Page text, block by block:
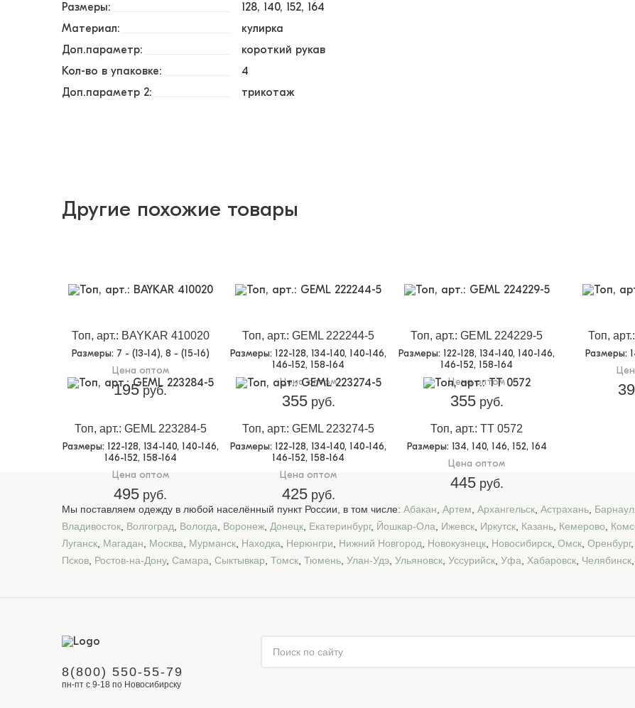
Размеры:
128 140 152 164
Материал:
кулирка
Доп.параметр:
короткий рукав
Кол-во в упаковке:
4
Доп.параметр 2:
трикотаж
Другие похожие товары
Топ, арт.: BAYKAR 410020
Размеры: 7 - (13-14), 8 - (15-16)
Цена оптом
195руб.
Топ, арт.: GEML 222244-5
Размеры: 122-128, 134-140, 140-146,
146-152, 158-164
Цена оптом
355руб.
Топ, арт.: GEML 224229-5
Размеры: 122-128, 134-140, 140-146,
146-152, 158-164
Цена оптом
355руб.
Топ,
Размеры:
Топ, арт.: GEML 223284-5
Размеры: 122-128, 134-140, 140-146,
146-152, 158-164
Цена оптом
495 руб.
Топ, арт.: GEML 223274-5
Размеры: 122-128, 134-140, 140-146,
146-152, 158-164
Цена оптом
425руб.
Топ, арт.: TT 0572
Размеры: 134, 140, 146, 152, 164
Цена оптом
445руб.
Мы поставляем одежду в любой населённый пункт России, в том числе: Абакан Артем Архангельск Астрахань Барнаул
Владивосток Волгоград Вологда Воронеж Донецк Екатеринбург, Йошкар-Ола Ижевск Иркутск Казань Кемерово
Луганск Магадан Москва Мурманск Находка Нерюнгри Нижний Новгород Новокузнецк Новосибирск Омск Оренбург,
Псков Ростов-на-Дону, Самара Сыктывкар Томск Тюмень Улан-Удэ Ульяновск Уссурийск Уфа Хабаровск Челябинск
8(800) 550-55-79
пн-пт с 9-18 по Новосибирску